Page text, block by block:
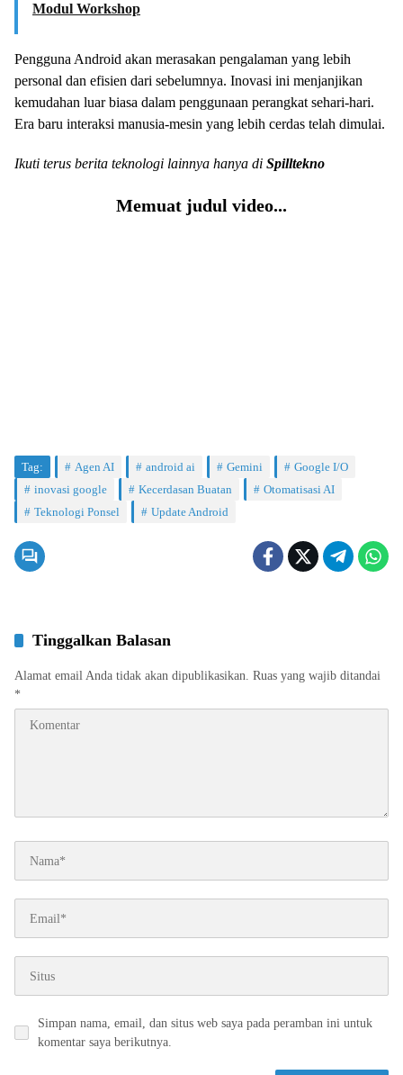
Modul Workshop
Pengguna Android akan merasakan pengalaman yang lebih
personal dan efisien dari sebelumnya. Inovasi ini menjanjikan
kemudahan luar biasa dalam penggunaan perangkat sehari-hari.
Era baru interaksi manusia-mesin yang lebih cerdas telah dimulai.
Ikuti terus berita teknologi lainnya hanya di Spilltekno
Memuat judul video...
Tag: Agen AI android ai Gemini
Google I/O
inovasi google
Kecerdasan Buatan
Otomatisasi AI
Teknologi Ponsel
Update Android
Tinggalkan Balasan
Alamat email Anda tidak akan dipublikasikan. Ruas yang wajib ditandai
*
Simpan nama, email, dan situs web saya pada peramban ini untuk
komentar saya berikutnya.